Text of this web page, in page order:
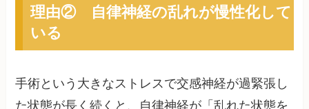
理由② 自律神経の乱れが慢性化して
いる
手術という大きなストレスで交感神経が過緊張し
た状態が長く続くと、自律神経が「乱れた状態を